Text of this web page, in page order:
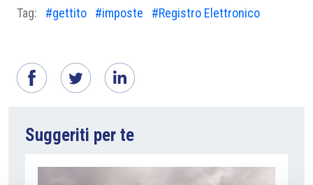
Tag: #gettito #imposte #Registro Elettronico
Suggeriti per te